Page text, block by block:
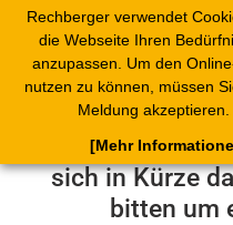
Rechberger verwendet
die Webseite Ihren
anzupassen. Um den
nutzen zu können, müssen
Meldung akzeptieren.
[Mehr
Leider ist ein
aufgetreten.
sich in Kürze
bitten um